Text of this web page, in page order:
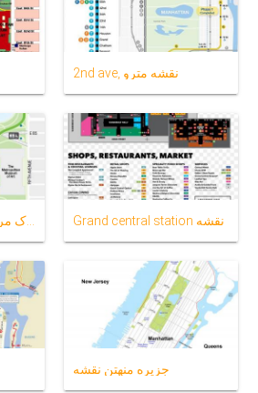
2nd ave, نقشه مترو
پارک مرکزی در حال اجرا نقشه Grand central station نقشه
جزیره منهتن نقشه